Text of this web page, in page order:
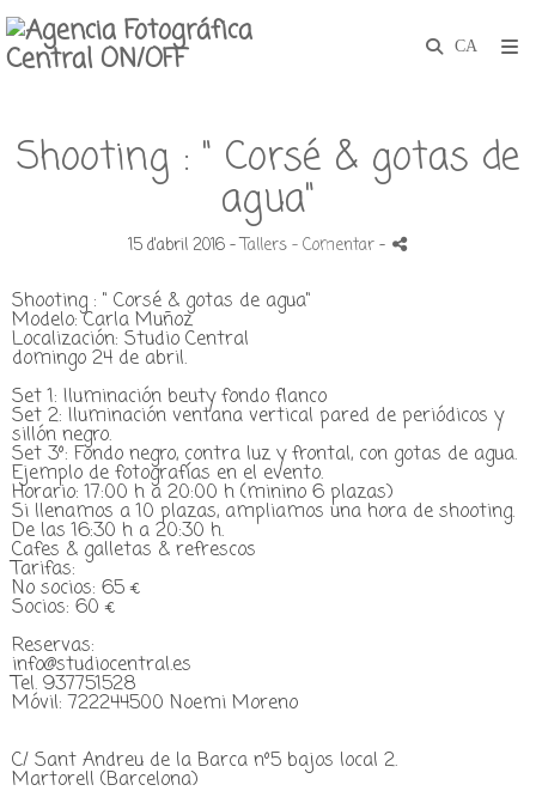
Shooting : " Corsé & gotas de
agua"
15 d'abril 2016 -Tallers - Comentar-
Shooting : " Corsé & gotas de agua"
Modelo:Carla Muñoz
Localización: Studio Central
domingo 24 de abril.
Set 1: Iluminación beuty fondo flanco
Set 2: Iluminación ventana vertical pared de periódicos y
sillón negro.
Set 3º: Fondo negro, contra luz y frontal, con gotas de agua.
Ejemplo de fotografías en el evento.
Horario: 17:00 h a 20:00 h (minino 6 plazas)
Si llenamos a 10 plazas, ampliamos una hora de shooting.
De las 16:30 h a 20:30 h.
Cafes & galletas & refrescos
Tarifas:
No socios: 65 €
Socios: 60 €
Reservas:
info@studiocentral.es
Tel. 937751528
Móvil: 722244500 Noemi Moreno
C/ Sant Andreu de la Barca nº5 bajos local 2.
Martorell (Barcelona)